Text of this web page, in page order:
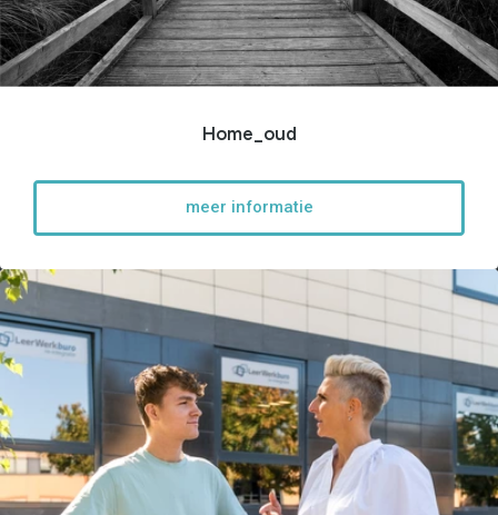
Home_oud
meer informatie